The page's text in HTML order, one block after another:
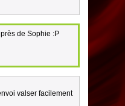
de Sophie :P
valser facilement